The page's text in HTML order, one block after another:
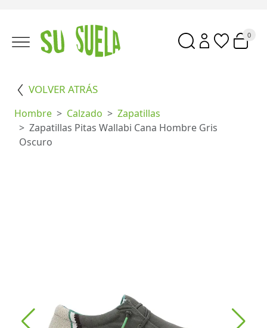
0
VOLVER ATRÁS
Hombre Calzado
Zapatillas
Zapatillas Pitas Wallabi Cana Hombre Gris
Oscuro